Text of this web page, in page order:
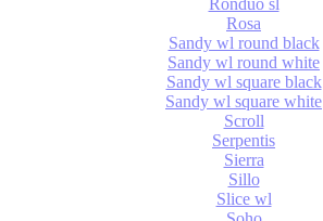
Rosa
Sandy wl round black
Sandy wl round white
Sandy wl square black
Sandy wl square white
Scroll
Serpentis
Sierra
Sillo
Slice wl